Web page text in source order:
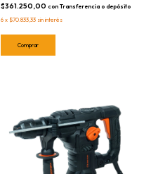
$361.250,00 con Transferencia o depósito
6 x $70.833,33 sin interés